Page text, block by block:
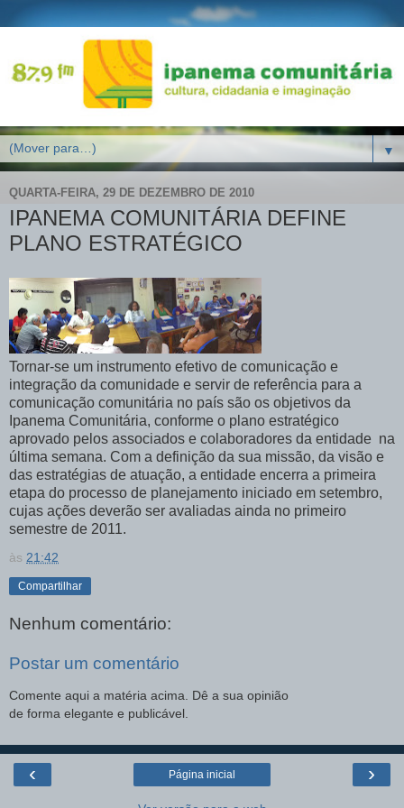
▼
QUARTA-FEIRA, 29 DE DEZEMBRO DE 2010
IPANEMA COMUNITÁRIA DEFINE
PLANO ESTRATÉGICO
Tornar-se um instrumento efetivo de comunicação e
integração da comunidade e servir de referência para a
comunicação comunitária no país são os objetivos da
Ipanema Comunitária, conforme o plano estratégico
aprovado pelos associados e colaboradores da entidade na
última semana. Com a definição da sua missão, da visão e
das estratégias de atuação, a entidade encerra a primeira
etapa do processo de planejamento iniciado em setembro,
cujas ações deverão ser avaliadas ainda no primeiro
semestre de 2011.
às 21:42
Compartilhar
Nenhum comentário:
Postar um comentário
Comente aqui a matéria acima. Dê a sua opinião
de forma elegante e publicável.
‹ ›
Página inicial